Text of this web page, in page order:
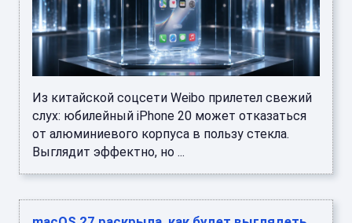
Из китайской соцсети Weibo прилетел свежий
слух: юбилейный iPhone 20 может отказаться
от алюминиевого корпуса в пользу стекла.
Выглядит эффектно, но ...